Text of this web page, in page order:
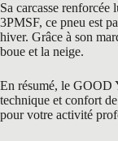
Sa carcasse
3PMSF, ce pneu est
hiver. Grâce à son
boue et la neige.
En résumé, le GOOD
technique et confort
pour votre activité